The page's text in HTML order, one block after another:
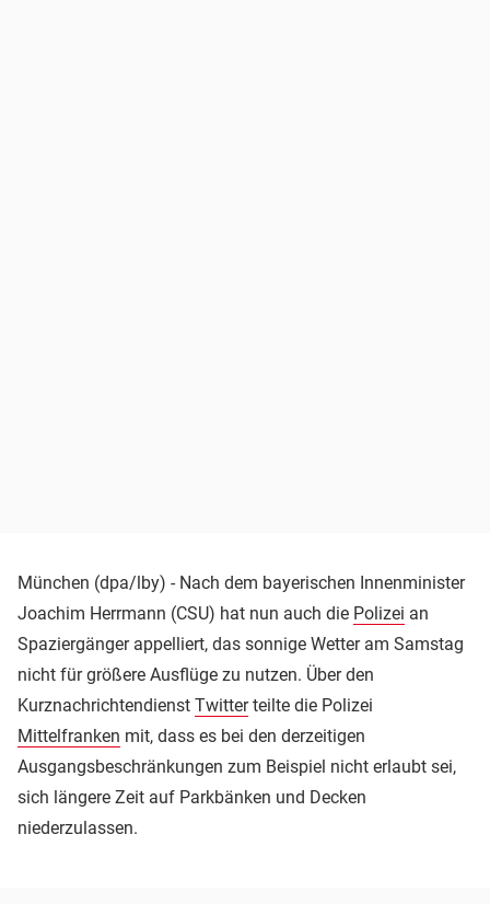
München (dpa/lby) - Nach dem bayerischen Innenminister
Joachim Herrmann (CSU) hat nun auch die Polizei an
Spaziergänger appelliert, das sonnige Wetter am Samstag
nicht für größere Ausflüge zu nutzen. Über den
Kurznachrichtendienst Twitterteilte die Polizei
Mittelfranken mit, dass es bei den derzeitigen
Ausgangsbeschränkungen zum Beispiel nicht erlaubt sei,
sich längere Zeit auf Parkbänken und Decken
niederzulassen.